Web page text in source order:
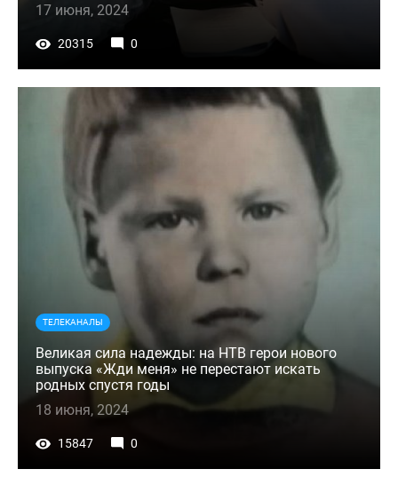
17 июня, 2024
20315 0
ТЕЛЕКАНАЛЫ
Великая сила надежды: на НТВ герои нового
выпуска «Жди меня» не перестают искать
родных спустя годы
18 июня, 2024
15847 0